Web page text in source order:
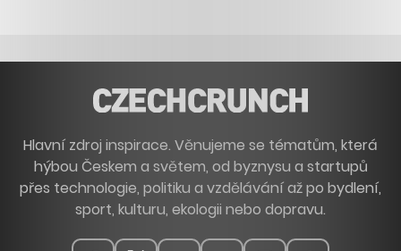
Hlavní zdroj inspirace. Věnujeme se tématům, která
hýbou Českem a světem, od byznysu a startupů
přes technologie, politiku a vzdělávání až po bydlení,
sport, kulturu, ekologii nebo dopravu.